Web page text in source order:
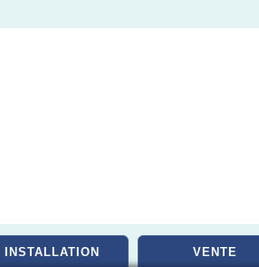
INSTALLATION VENTE